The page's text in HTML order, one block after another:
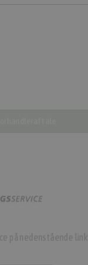
på nedenstående link